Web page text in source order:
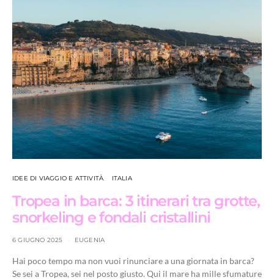
IDEE DI VIAGGIO E ATTIVITÀ ITALIA
Tropea in barca: 3 itinerari tra grotte,
snorkeling e fondali cristallini
6 GIUGNO 2025 EUGENIA
Hai poco tempo ma non vuoi rinunciare a una giornata in barca?
Se sei a Tropea, sei nel posto giusto. Qui il mare ha mille sfumature